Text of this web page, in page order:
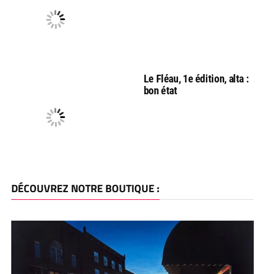
Le Fléau, 1e édition, alta :
bon état
DÉCOUVREZ NOTRE BOUTIQUE :